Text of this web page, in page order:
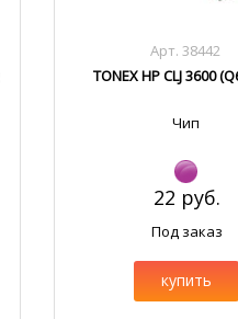
Арт. 38442
TONEX HP CLJ 3600
Чип
22 руб.
Под заказ
купить